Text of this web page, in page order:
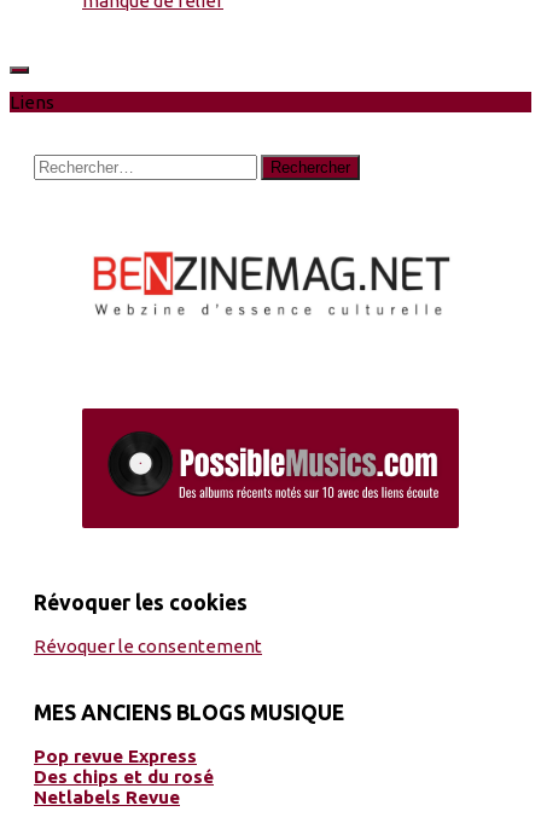
Liens
Rechercher :
Révoquer les cookies
Révoquer le consentement
MES ANCIENS BLOGS MUSIQUE
Pop revue Express
Des chips et du rosé
Netlabels Revue